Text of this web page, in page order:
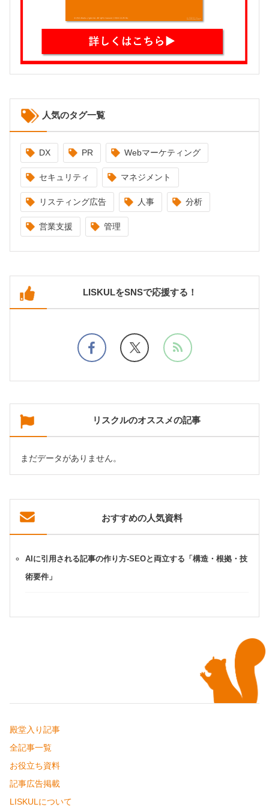
人気のタグ一覧
DX PR Webマーケティング
セキュリティ マネジメント
リスティング広告 人事 分析
営業支援 管理
LISKULをSNSで応援する！
リスクルのオススメの記事
まだデータがありません。
おすすめの人気資料
AIに引用される記事の作り方-SEOと両立する「構造・根拠・技
術要件」
殿堂入り記事
全記事一覧
お役立ち資料
記事広告掲載
LISKULについて